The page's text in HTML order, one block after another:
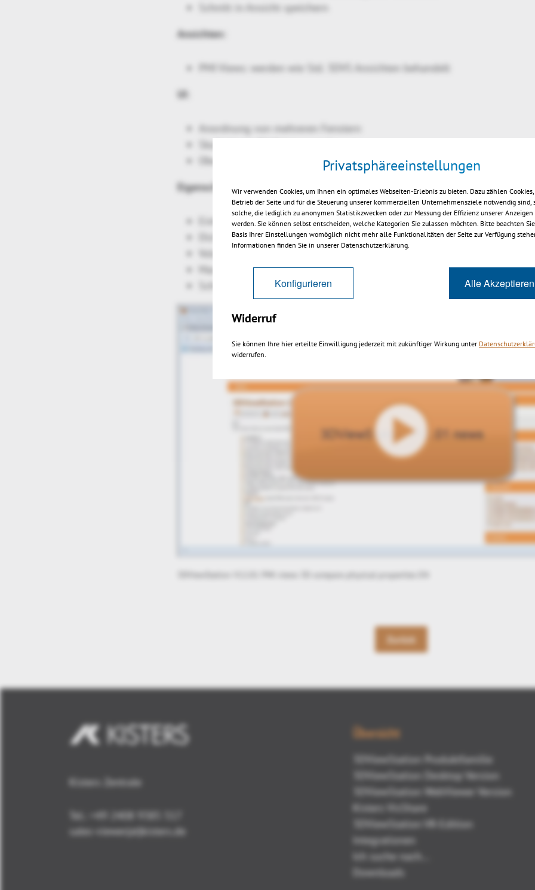
Schnitt in Ansicht speichern
Ansichten:
PMI Views: werden wie Std. 3DVS Ansichten behandelt
UI:
Anordnung von mehreren Fenstern
Skalierbarer Bildhintergrund
Oberfläche in 9 Sprachen
Eigenschaften:
Einheiten festlegen
Dichte
Volumen
Masse
Schwerpunkt
Play
3DViewStation V12.01 PMI views 3D compare physical properties EN
Zurück
Kisters Zentrale
Tel.: +49 2408 9385 517
sales-viewer(at)kisters.de
Übersicht
3DViewStation Produktfamilie
3DViewStation Desktop Version
3DViewStation WebViewer Version
Kisters VisShare
3DViewStation VR-Edition
Integrationen
Ich suche nach...
Downloads
Privatsphäreeinstellungen
Wir verwenden Cookies, um Ihnen ein optimales Webseiten-Erlebnis zu bieten. Dazu zählen
Betrieb der Seite und für die Steuerung unserer kommerziellen Unternehmensziele notwendig sind,
solche, die lediglich zu anonymen Statistikzwecken oder zur Messung der Effizienz unserer
werden. Sie können selbst entscheiden, welche Kategorien Sie zulassen möchten. Bitte beachten
Basis Ihrer Einstellungen womöglich nicht mehr alle Funktionalitäten der Seite zur Verfügung
Informationen finden Sie in unserer Datenschutzerklärung.
Konfigurieren Alle Akzeptieren
Widerruf
Sie können Ihre hier erteilte Einwilligung jederzeit mit zukünftiger Wirkung unter
widerrufen.